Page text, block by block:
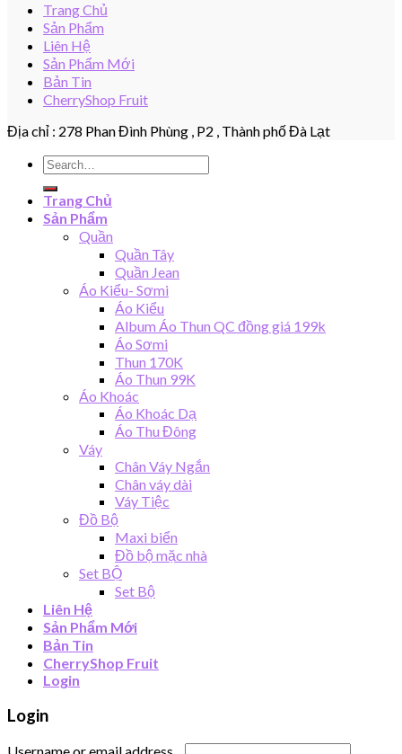
Trang Chủ
Sản Phẩm
Liên Hệ
Sản Phẩm Mới
Bản Tin
CherryShop Fruit
Địa chỉ : 278 Phan Đình Phùng , P2 , Thành phố Đà Lạt
Search
for:
Trang Chủ
Sản Phẩm
Quần
Quần Tây
Quần Jean
Áo Kiểu- Sơmi
Áo Kiểu
Album Áo Thun QC đồng giá 199k
Áo Sơmi
Thun 170K
Áo Thun 99K
Áo Khoác
Áo Khoác Dạ
Áo Thu Đông
Váy
Chân Váy Ngắn
Chân váy dài
Váy Tiệc
Đồ Bộ
Maxi biển
Đồ bộ mặc nhà
Set BỘ
Set Bộ
Liên Hệ
Sản Phẩm Mới
Bản Tin
CherryShop Fruit
Login
Login